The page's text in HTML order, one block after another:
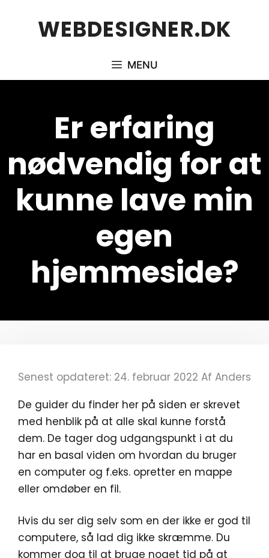
WEBDESIGNER.DK
MENU
Er erfaring
nødvendig for at
kunne lave min
egen
hjemmeside?
Senest opdateret: 24. februar 2022 Af Anders
De guider du finder her på siden er skrevet
med henblik på at alle skal kunne forstå
dem. De tager dog udgangspunkt i at du
har en basal viden om hvordan du bruger
en computer og f.eks. opretter en mappe
eller omdøber en fil.
Hvis du ser dig selv som en der ikke er god til
computere, så lad dig ikke skræmme. Du
kommer dog til at bruge noget tid på at